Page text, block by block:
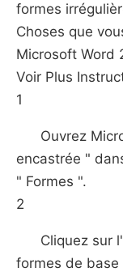
formes
Choses que
Microsoft Word
Voir Plus
1
Ouvrez
encastrée "
" Formes ".
2
Cliquez sur
formes de